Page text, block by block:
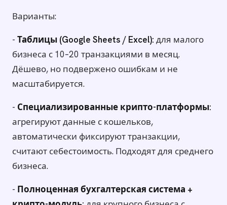
Варианты:
- Таблицы (Google Sheets / Excel): для малого
бизнеса с 10–20 транзакциями в месяц.
Дёшево, но подвержено ошибкам и не
масштабируется.
- Специализированные крипто-платформы:
агрегируют данные с кошельков,
автоматически фиксируют транзакции,
считают себестоимость. Подходят для среднего
бизнеса.
- Полноценная бухгалтерская система +